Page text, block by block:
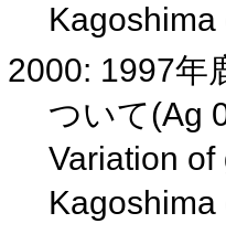
2000: 1997年
ついて(Ag
Variation